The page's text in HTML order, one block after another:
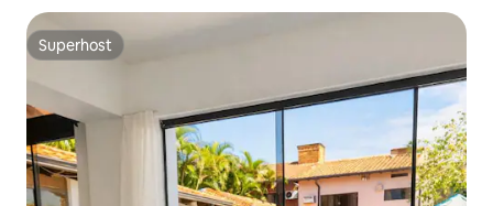
Superhost
Superhost